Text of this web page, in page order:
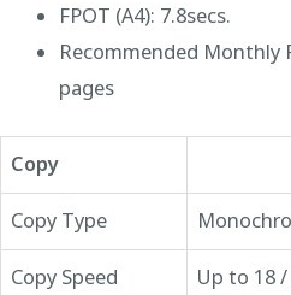
FPOT (A4): 7.8secs.
Recommended Monthly
pages
Copy
Copy Type
Copy Speed
Up to 18